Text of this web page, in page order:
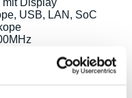
USB, LAN, SoC
und mehr